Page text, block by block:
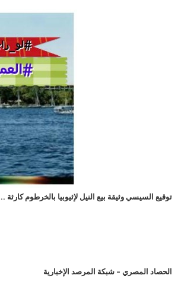
توقيع السيسي وثيقة بيع النيل لإثيوبيا بالخرطوم كارثة ..
الحصاد المصري – شبكة المرصد الإخبارية